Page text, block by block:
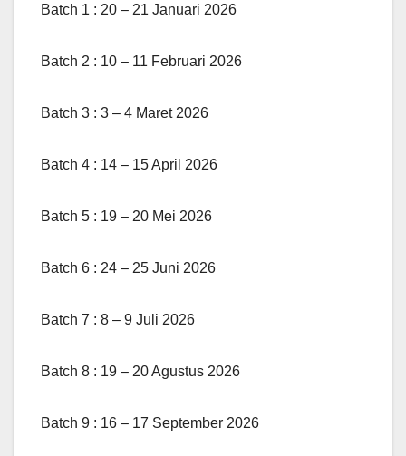
Batch 1 : 20 – 21 Januari 2026
Batch 2 : 10 – 11 Februari 2026
Batch 3 : 3 – 4 Maret 2026
Batch 4 : 14 – 15 April 2026
Batch 5 : 19 – 20 Mei 2026
Batch 6 : 24 – 25 Juni 2026
Batch 7 : 8 – 9 Juli 2026
Batch 8 : 19 – 20 Agustus 2026
Batch 9 : 16 – 17 September 2026